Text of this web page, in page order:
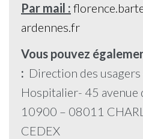
Par mail :
ardennes.fr
Vous pouvez
: Direction des
Hospitalier- 45 avenue
10900 – 08011
CEDEX